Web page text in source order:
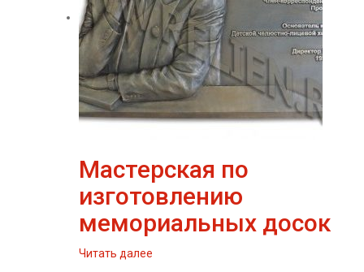
Мастерская по
изготовлению
мемориальных досок
Читать далее